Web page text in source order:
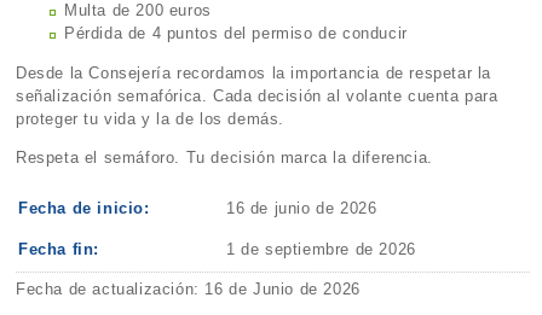
Multa de 200 euros
Pérdida de 4 puntos del permiso de conducir
Desde la Consejería recordamos la importancia de respetar la
señalización semafórica. Cada decisión al volante cuenta para
proteger tu vida y la de los demás.
Respeta el semáforo. Tu decisión marca la diferencia.
Fecha de inicio: 16 de junio de 2026
Fecha fin: 1 de septiembre de 2026
Fecha de actualización: 16 de Junio de 2026